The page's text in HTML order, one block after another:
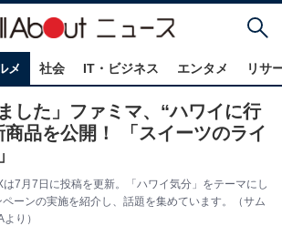
メ 社会 IT・ビジネス エンタメ リサ
した」ファミマ、“ハワイに行
商品を公開！ 「スイーツのライ
7月7日に投稿を更新。「ハワイ気分」をテーマにし
ーンの実施を紹介し、話題を集めています。（サム
り）